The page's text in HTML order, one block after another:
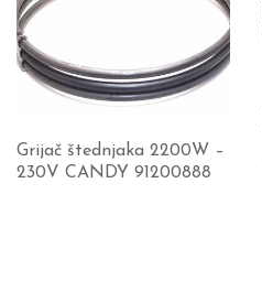
Grijač štednjaka 2200W –
230V CANDY 91200888